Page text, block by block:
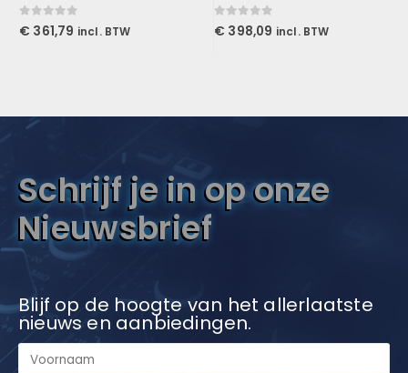
0out of 5
€ 361,79 incl. BTW 0out of 5
€ 398,09 incl. BTW
Schrijf je in op onze
Nieuwsbrief
Blijf op de hoogte van het allerlaatste
nieuws en aanbiedingen.